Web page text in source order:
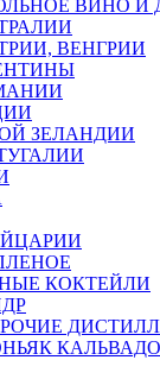
ВИНО И
ВЕНГРИИ
ЗЕЛАНДИИ
КОКТЕЙЛИ